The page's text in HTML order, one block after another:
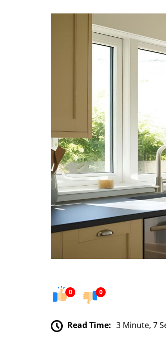
0 0
Read Time: 3 Minute, 7